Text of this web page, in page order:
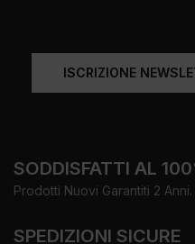
ISCRIZIONE
SODDISFATTI AL
Prodotti Nuovi Garantiti 2 Anni.
SPEDIZIONI SICURE